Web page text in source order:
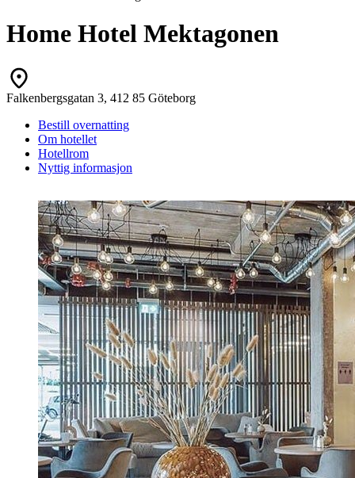
Home Hotel Mektagonen
Falkenbergsgatan 3, 412 85 Göteborg
Bestill overnatting
Om hotellet
Hotellrom
Nyttig informasjon